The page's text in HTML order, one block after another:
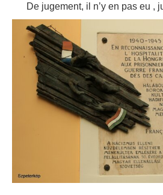
De jugement, il n’y en pas eu ,